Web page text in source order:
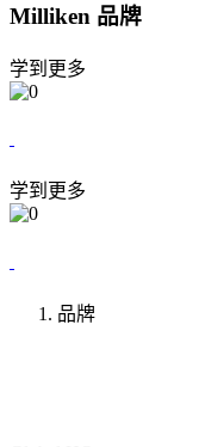
Milliken 品牌
学到更多
学到更多
品牌